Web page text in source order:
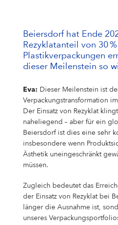
Beiersdorf hat Ende
Rezyklatanteil von 30
Plastikverpackungen
dieser Meilenstein so
Eva: Dieser Meilenstein ist
Verpackungstransformation
Der Einsatz von Rezyklat
naheliegend – aber für ein
Beiersdorf ist dies eine sehr
insbesondere wenn
Ästhetik uneingeschränkt
müssen.
Zugleich bedeutet das
der Einsatz von Rezyklat bei
länger die Ausnahme ist,
unseres